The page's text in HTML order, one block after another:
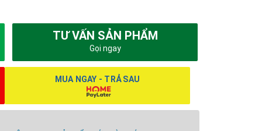
TƯ VẤN SẢN PHẨM
Gọi ngay
MUA NGAY - TRẢ SAU